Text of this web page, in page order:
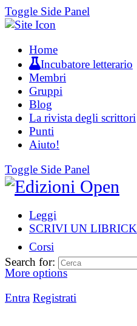
Toggle Side Panel
Home
Incubatore letterario
Membri
Gruppi
Blog
La rivista degli scrittori
Punti
Aiuto!
Toggle Side Panel
Leggi
SCRIVI UN LIBRICK
Corsi
More options
Entra Registrati
Search for: